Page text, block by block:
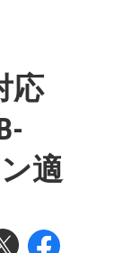
応
適